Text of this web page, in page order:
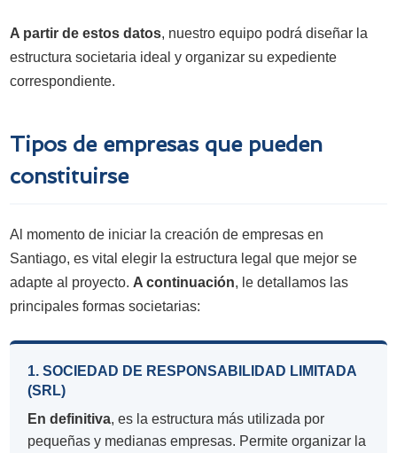
A partir de estos datos, nuestro equipo podrá diseñar la
estructura societaria ideal y organizar su expediente
correspondiente.
Tipos de empresas que pueden
constituirse
Al momento de iniciar la creación de empresas en
Santiago, es vital elegir la estructura legal que mejor se
adapte al proyecto. A continuación, le detallamos las
principales formas societarias:
1. SOCIEDAD DE RESPONSABILIDAD LIMITADA
(SRL)
En definitiva, es la estructura más utilizada por
pequeñas y medianas empresas. Permite organizar la